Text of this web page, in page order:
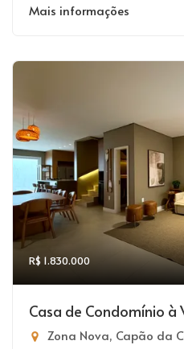
Mais informações
R$ 1.830.000
Casa de Condomínio
Zona Nova, Capão da